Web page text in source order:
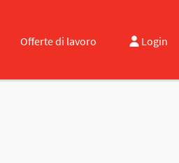
Offerte di lavoro Login